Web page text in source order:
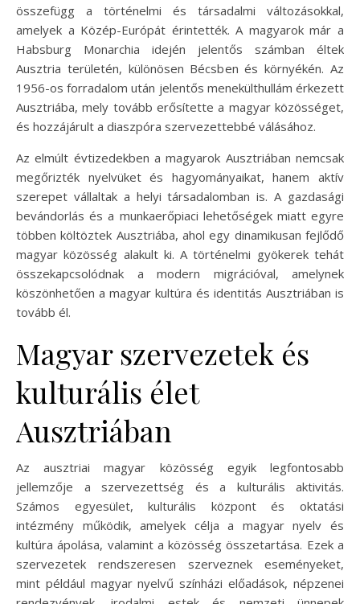
összefügg a történelmi és társadalmi változásokkal,
amelyek a Közép-Európát érintették. A magyarok már a
Habsburg Monarchia idején jelentős számban éltek
Ausztria területén, különösen Bécsben és környékén. Az
1956-os forradalom után jelentős menekülthullám érkezett
Ausztriába, mely tovább erősítette a magyar közösséget,
és hozzájárult a diaszpóra szervezettebbé válásához.
Az elmúlt évtizedekben a magyarok Ausztriában nemcsak
megőrizték nyelvüket és hagyományaikat, hanem aktív
szerepet vállaltak a helyi társadalomban is. A gazdasági
bevándorlás és a munkaerőpiaci lehetőségek miatt egyre
többen költöztek Ausztriába, ahol egy dinamikusan fejlődő
magyar közösség alakult ki. A történelmi gyökerek tehát
összekapcsolódnak a modern migrációval, amelynek
köszönhetően a magyar kultúra és identitás Ausztriában is
tovább él.
Magyar szervezetek és
kulturális élet
Ausztriában
Az ausztriai magyar közösség egyik legfontosabb
jellemzője a szervezettség és a kulturális aktivitás.
Számos egyesület, kulturális központ és oktatási
intézmény működik, amelyek célja a magyar nyelv és
kultúra ápolása, valamint a közösség összetartása. Ezek a
szervezetek rendszeresen szerveznek eseményeket,
mint például magyar nyelvű színházi előadások, népzenei